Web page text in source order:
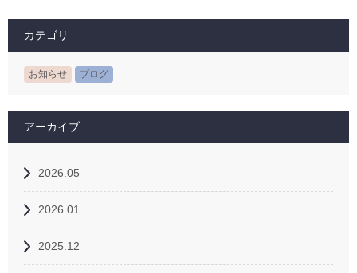
カテゴリ
お知らせ ブログ
アーカイブ
2026.05
2026.01
2025.12